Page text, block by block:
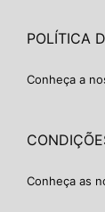
POLÍTICA
Conheça a
Conheça as